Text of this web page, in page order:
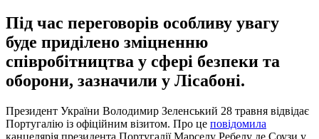
Під час переговорів особливу увагу
буде приділено зміцненню
співробітництва у сфері безпеки та
оборони, зазначили у Лісабоні.
Президент України Володимир Зеленський 28 травня відвідає
Португалію із офіційним візитом. Про це повідомила
канцелярія президента Португалії Марселу Ребелу де Соузи у